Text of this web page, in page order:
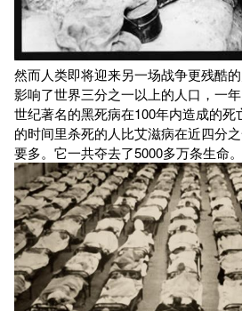
然而人类即将迎来另一场战争更残酷
影响了世界三分之一以上的人口，一
世纪著名的黑死病在100年内造成的
的时间里杀死的人比艾滋病在近四分
要多。它一共夺去了5000多万条生命。